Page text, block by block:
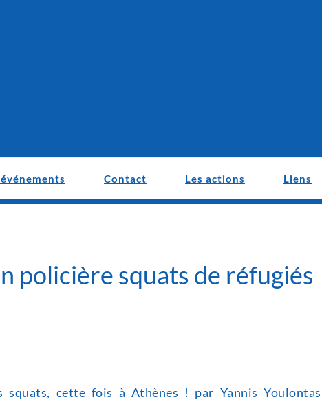
Contact Les actions Liens
policière squats de réfugiés
squats, cette fois à Athènes ! par Yannis Youlontas